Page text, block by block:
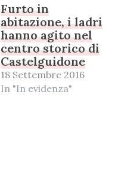
Furto in
abitazione, i ladri
hanno agito nel
centro storico di
Castelguidone
18 Settembre 2016
In "In evidenza"